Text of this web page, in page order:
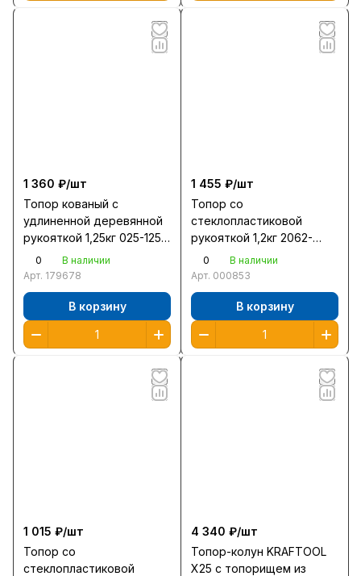
1 360 ₽/шт
Топор кованый с
удлиненной деревянной
рукояткой 1,25кг 025-1250
/6/0
В наличии
Арт. 179678
В корзину
1 455 ₽/шт
Топор со
стеклопластиковой
рукояткой 1,2кг 2062-
12/056-1250 /6/
0
В наличии
Арт. 000853
В корзину
1 015 ₽/шт
Топор со
стеклопластиковой
4 340 ₽/шт
Топор-колун KRAFTOOL
X25 с топорищем из